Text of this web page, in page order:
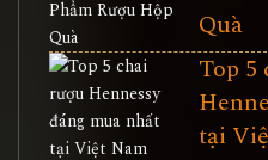
Quà
Top 5
tại